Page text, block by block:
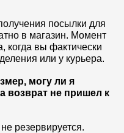
посылки для
в магазин. Момент
когда вы фактически
или у курьера.
могу ли я
возврат не пришел к
резервируется.